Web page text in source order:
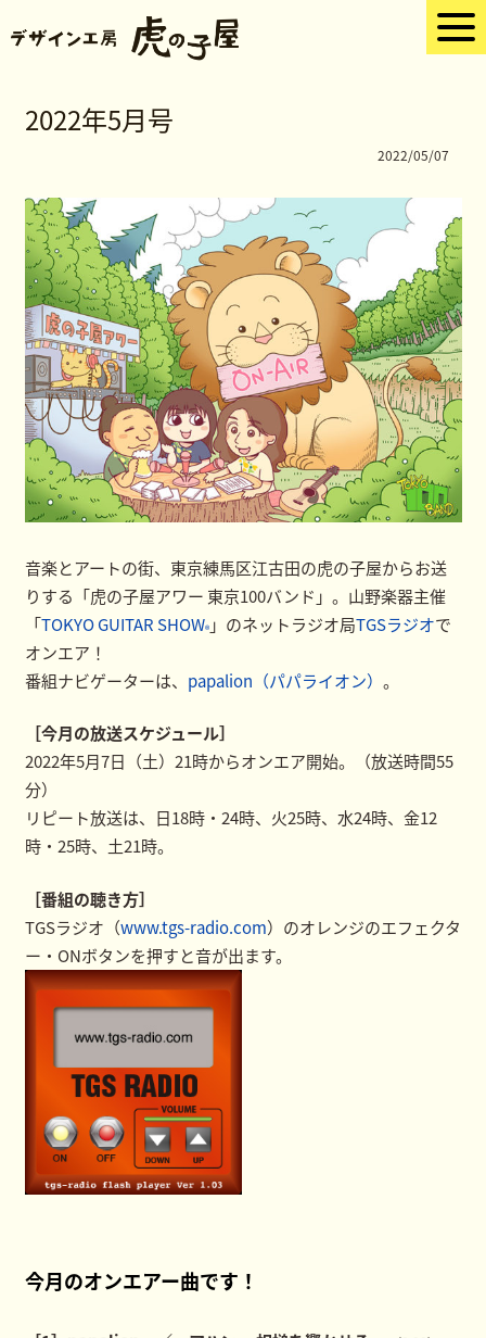
2022年5月号
2022/05/07
音楽とアートの街、東京練馬区江古田の虎の子屋からお送
りする「虎の子屋アワー 東京100バンド」。山野楽器主催
「TOKYO GUITAR SHOW®」のネットラジオ局TGSラジオで
オンエア！
番組ナビゲーターは、 papalion（パパライオン） 。
［今月の放送スケジュール］
2022年5月7日（土）21時からオンエア開始。（放送時間55
分）
リピート放送は、日18時・24時、火25時、水24時、金12
時・25時、土21時。
［番組の聴き方］
TGSラジオ（www.tgs-radio.com）のオレンジのエフェクタ
ー・ONボタンを押すと音が出ます。
今月のオンエアー曲です！